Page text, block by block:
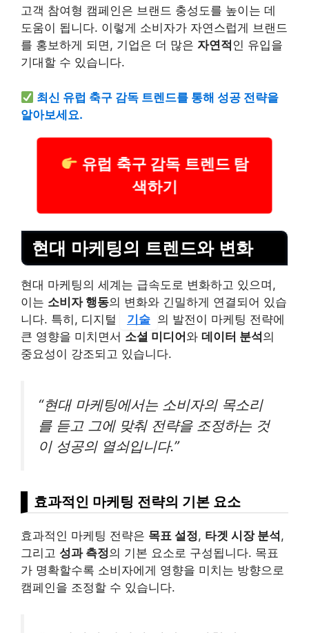
고객 참여형 캠페인은 브랜드 충성도를 높이는 데
도움이 됩니다. 이렇게 소비자가 자연스럽게 브랜드
를 홍보하게 되면, 기업은 더 많은 자연적 인 유입을
기대할 수 있습니다.
최신 유럽 축구 감독 트렌드를 통해 성공 전략을
알아보세요.
유럽 축구 감독 트렌드 탐
색하기
현대 마케팅의 트렌드와 변화
현대 마케팅의 세계는 급속도로 변화하고 있으며,
이는 소비자 행동의 변화와 긴밀하게 연결되어 있습
니다. 특히, 디지털
기술 의 발전이 마케팅 전략에
큰 영향을 미치면서 소셜 미디어 와 데이터 분석 의
중요성이 강조되고 있습니다.
“현대 마케팅에서는 소비자의 목소리
를 듣고 그에 맞춰 전략을 조정하는 것
이 성공의 열쇠입니다.”
효과적인 마케팅 전략의 기본 요소
효과적인 마케팅 전략은 목표 설정, 타겟 시장 분석 ,
그리고 성과 측정의 기본 요소로 구성됩니다. 목표
가 명확할수록 소비자에게 영향을 미치는 방향으로
캠페인을 조정할 수 있습니다.